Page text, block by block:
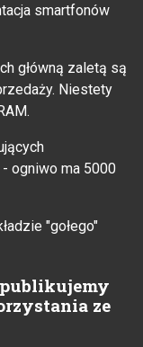
smartfonów
główną zaletą są
Niestety
- ogniwo ma 5000
"gołego"
ze